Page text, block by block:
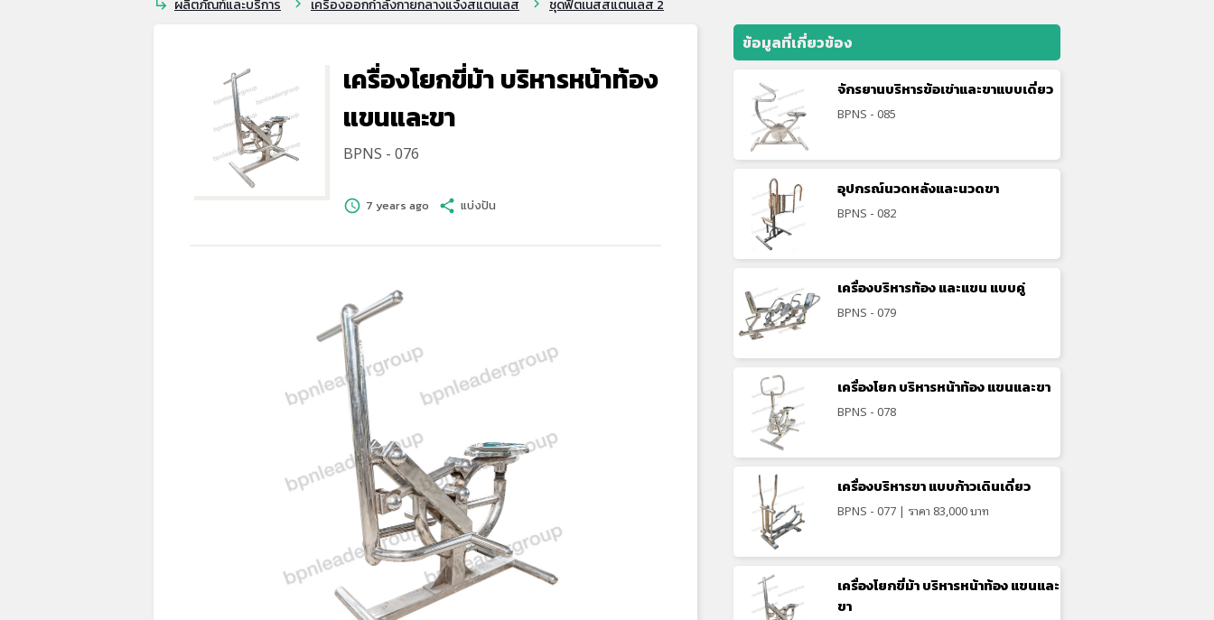
subdirectory_arrow_right ผลิตภัณฑ์และบริการ chevron_right เครื่องออกกำลังกายกลางแจ้งสแตนเลส chevron_right ชุดฟิตเนสสแตนเลส 2
เครื่องโยกขี่ม้า บริหารหน้าท้อง
แขนและขา
BPNS - 076
schedule 7 years ago share แบ่งปัน
ข้อมูลที่เกี่ยวข้อง
จักรยานบริหารข้อเข่าและขาแบบเดี่ยว
BPNS - 085
อุปกรณ์นวดหลังและนวดขา
BPNS - 082
เครื่องบริหารท้อง และแขน แบบคู่
BPNS - 079
เครื่องโยก บริหารหน้าท้อง แขนและขา
BPNS - 078
เครื่องบริหารขา แบบก้าวเดินเดี่ยว
BPNS - 077 | ราคา 83,000 บาท
เครื่องโยกขี่ม้า บริหารหน้าท้อง แขนและ
ขา